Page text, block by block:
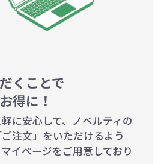
ディスカウントの計算は
方法によって異なります
ご了承ください。
未満（1式：18,000円）
個の場合：42円（1個
個の場合：35円（1個
くことで
得に！
に安心して、ノベルティの
ご注文」をいただけるよう
イページをご用意しており